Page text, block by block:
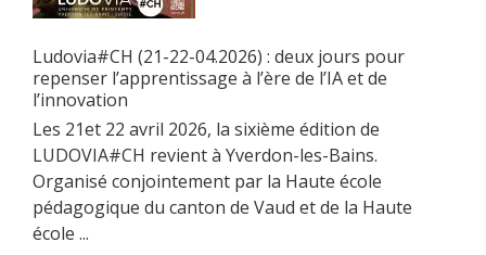
Ludovia#CH (21-22-04.2026) : deux jours pour
repenser l’apprentissage à l’ère de l’IA et de
l’innovation
Les 21et 22 avril 2026, la sixième édition de
LUDOVIA#CH revient à Yverdon-les-Bains.
Organisé conjointement par la Haute école
pédagogique du canton de Vaud et de la Haute
école ...